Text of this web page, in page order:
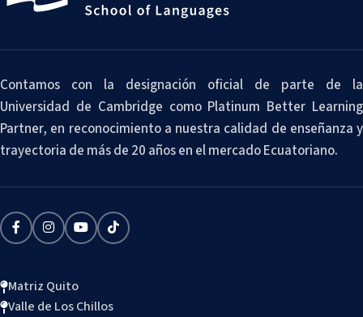
Contamos con la designación oficial de parte de la
Universidad de Cambridge como Platinum Better Learning
Partner, en reconocimiento a nuestra calidad de enseñanza y
trayectoria de más de 20 años en el mercado Ecuatoriano.
Matriz Quito
Valle de Los Chillos